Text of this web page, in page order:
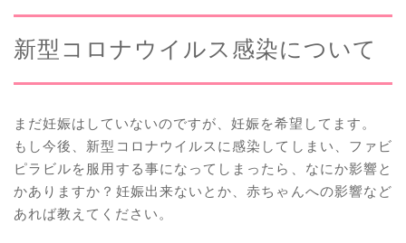
新型コロナウイルス感染について
まだ妊娠はしていないのですが、妊娠を希望してます。
もし今後、新型コロナウイルスに感染してしまい、ファビ
ピラビルを服用する事になってしまったら、なにか影響と
かありますか？妊娠出来ないとか、赤ちゃんへの影響など
あれば教えてください。